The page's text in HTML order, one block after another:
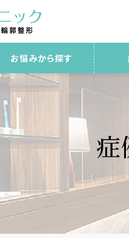
お悩みから探す
症